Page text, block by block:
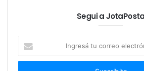
Juntos por el Cambio.
Cáceres no tarda en dejar su
actualidad del país y la reciente
Segui a JotaPosta
correo